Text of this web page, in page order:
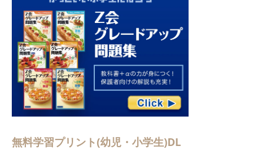
無料学習プリント(幼児・小学生)DL